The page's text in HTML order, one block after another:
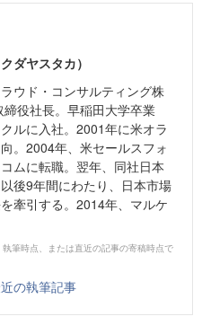
ダヤスタカ）
ウド・コンサルティング株
役社長。早稲田大学卒業
ルに入社。2001年に米オラ
。2004年、米セールスフォ
ムに転職。翌年、同社日本
後9年間にわたり、日本市場
牽引する。2014年、マルケ
筆時点、または直近の記事の寄稿時点で
の執筆記事